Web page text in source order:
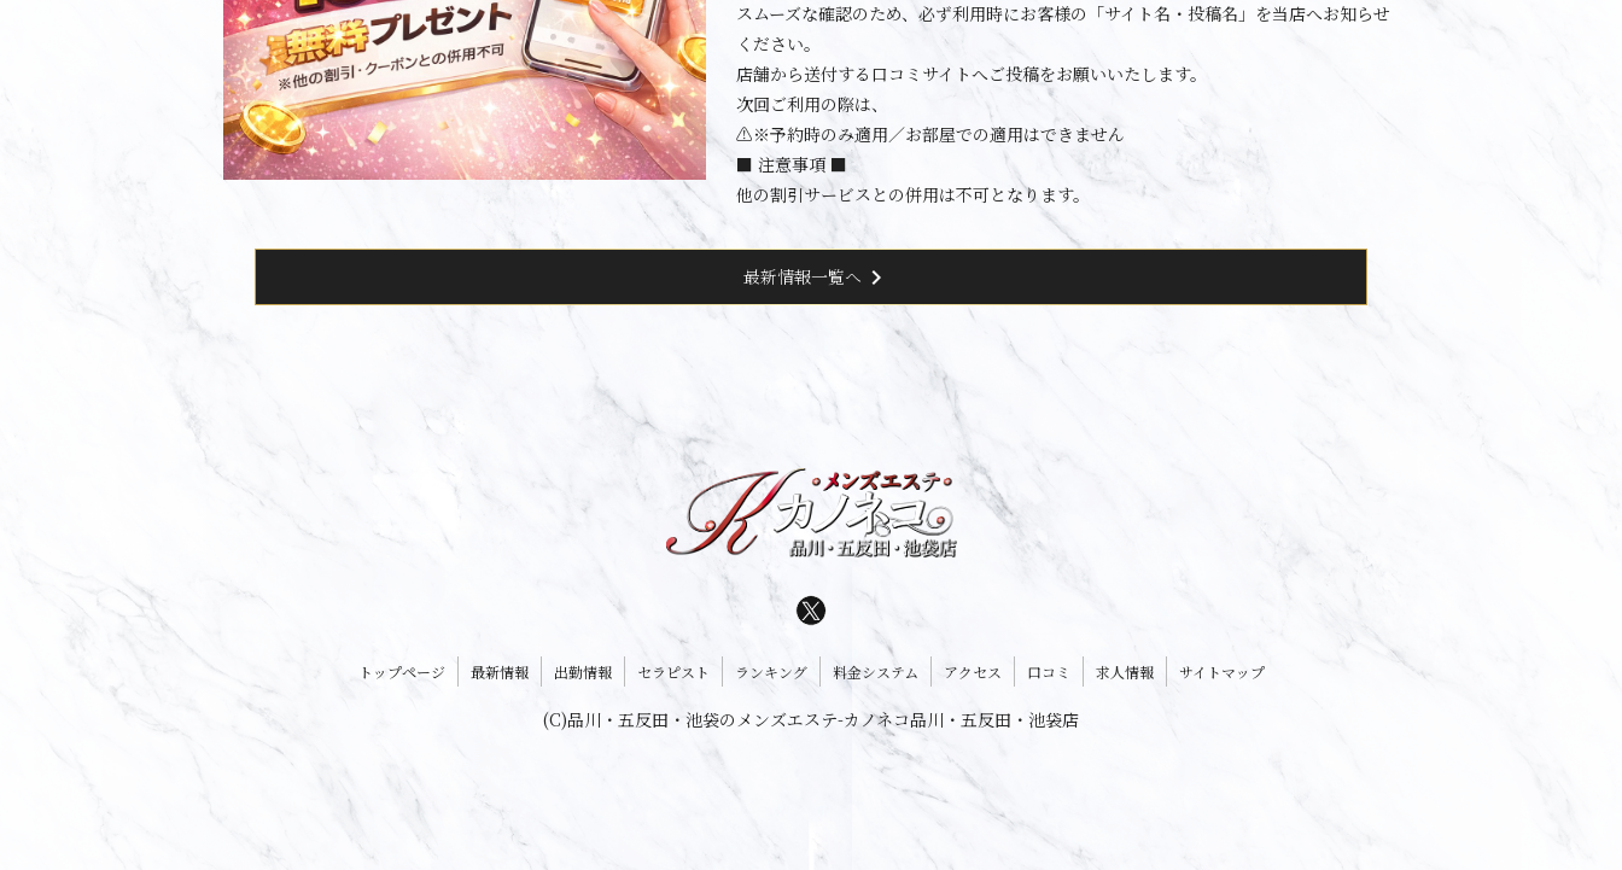
スムーズな確認のため、必ず利用時にお客様の「サイト名・投稿名」を当店へお知らせ
ください。
店舗から送付する口コミサイトへご投稿をお願いいたします。
次回ご利用の際は、
⚠️※予約時のみ適用／お部屋での適用はできません
■ 注意事項 ■
他の割引サービスとの併用は不可となります。
最新情報一覧へ chevron_right
トップページ 最新情報 出勤情報 セラピスト ランキング 料金システム アクセス 口コミ 求人情報 サイトマップ
(C)品川・五反田・池袋のメンズエステ-カノネコ品川・五反田・池袋店